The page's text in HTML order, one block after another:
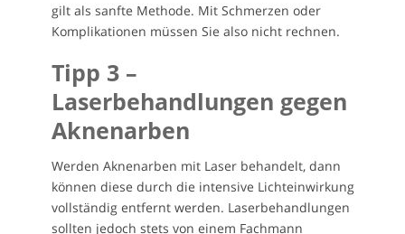
gilt als sanfte Methode. Mit Schmerzen oder
Komplikationen müssen Sie also nicht rechnen.
Tipp 3 –
Laserbehandlungen gegen
Aknenarben
Werden Aknenarben mit Laser behandelt, dann
können diese durch die intensive Lichteinwirkung
vollständig entfernt werden. Laserbehandlungen
sollten jedoch stets von einem Fachmann